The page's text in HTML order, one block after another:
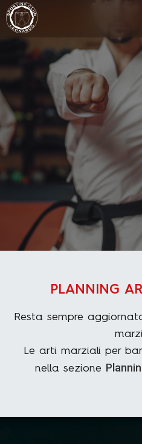
PLANNING
Resta sempre
Le arti marziali per
nella sezione